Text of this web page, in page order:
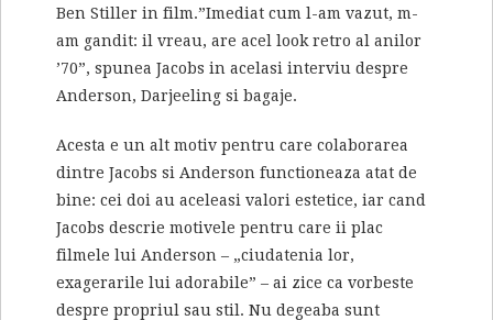
Ben Stiller in film.”Imediat cum l-am vazut, m-
am gandit: il vreau, are acel look retro al anilor
’70”, spunea Jacobs in acelasi interviu despre
Anderson, Darjeeling si bagaje.
Acesta e un alt motiv pentru care colaborarea
dintre Jacobs si Anderson functioneaza atat de
bine: cei doi au aceleasi valori estetice, iar cand
Jacobs descrie motivele pentru care ii plac
filmele lui Anderson – „ciudatenia lor,
exagerarile lui adorabile” – ai zice ca vorbeste
despre propriul sau stil. Nu degeaba sunt